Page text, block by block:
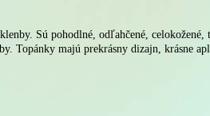
Sú pohodlné, odľahčené, celokožené,
Topánky majú prekrásny dizajn, krásne